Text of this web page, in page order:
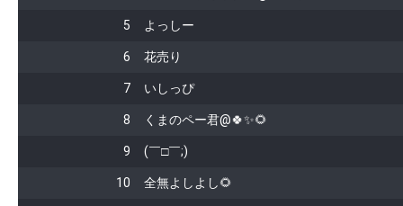
5 よっしー
6 花󠄁売り
7 いしっぴ
8 くまのペー君‪‪@🍀✨🌻
9 (￣□￣;)
10 全無よしよし🌻